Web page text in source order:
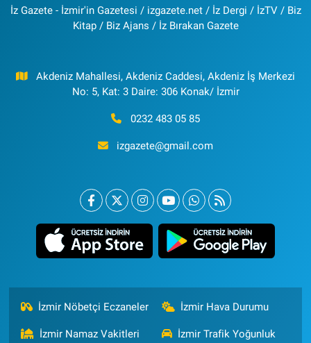
İz Gazete - İzmir'in Gazetesi / izgazete.net / İz Dergi / İzTV / Biz
Kitap / Biz Ajans / İz Bırakan Gazete
Akdeniz Mahallesi, Akdeniz Caddesi, Akdeniz İş Merkezi
No: 5, Kat: 3 Daire: 306 Konak/ İzmir
0232 483 05 85
izgazete@gmail.com
İzmir Nöbetçi Eczaneler İzmir Hava Durumu
İzmir Namaz Vakitleri İzmir Trafik Yoğunluk